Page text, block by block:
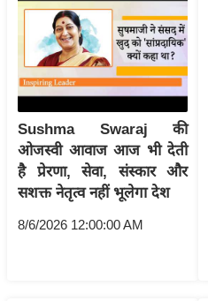
2
6
क्रा
इ
म
ई
-
Sushma Swaraj की
ओजस्वी आवाज आज भी देती
है प्रेरणा, सेवा, संस्कार और
सशक्त नेतृत्व नहीं भूलेगा देश
8/6/2026 12:00:00 AM